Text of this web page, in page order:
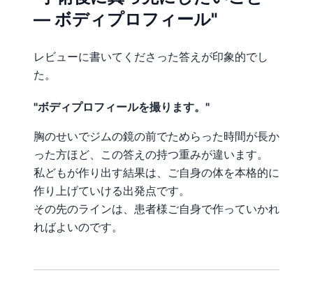
— ボディプロフィール"
レビューに書いてくださった答えが印象的でし
た。
"ボディプロフィールを撮ります。"
胸のせいでジムの鏡の前でためらった時間が長か
った方ほど、この答えの持つ重みが違います。
私どもが作り出す結果は、ご自身の体を本格的に
作り上げていける出発点です。
その先のラインは、患者様ご自身で作っていかれ
ればよいのです。